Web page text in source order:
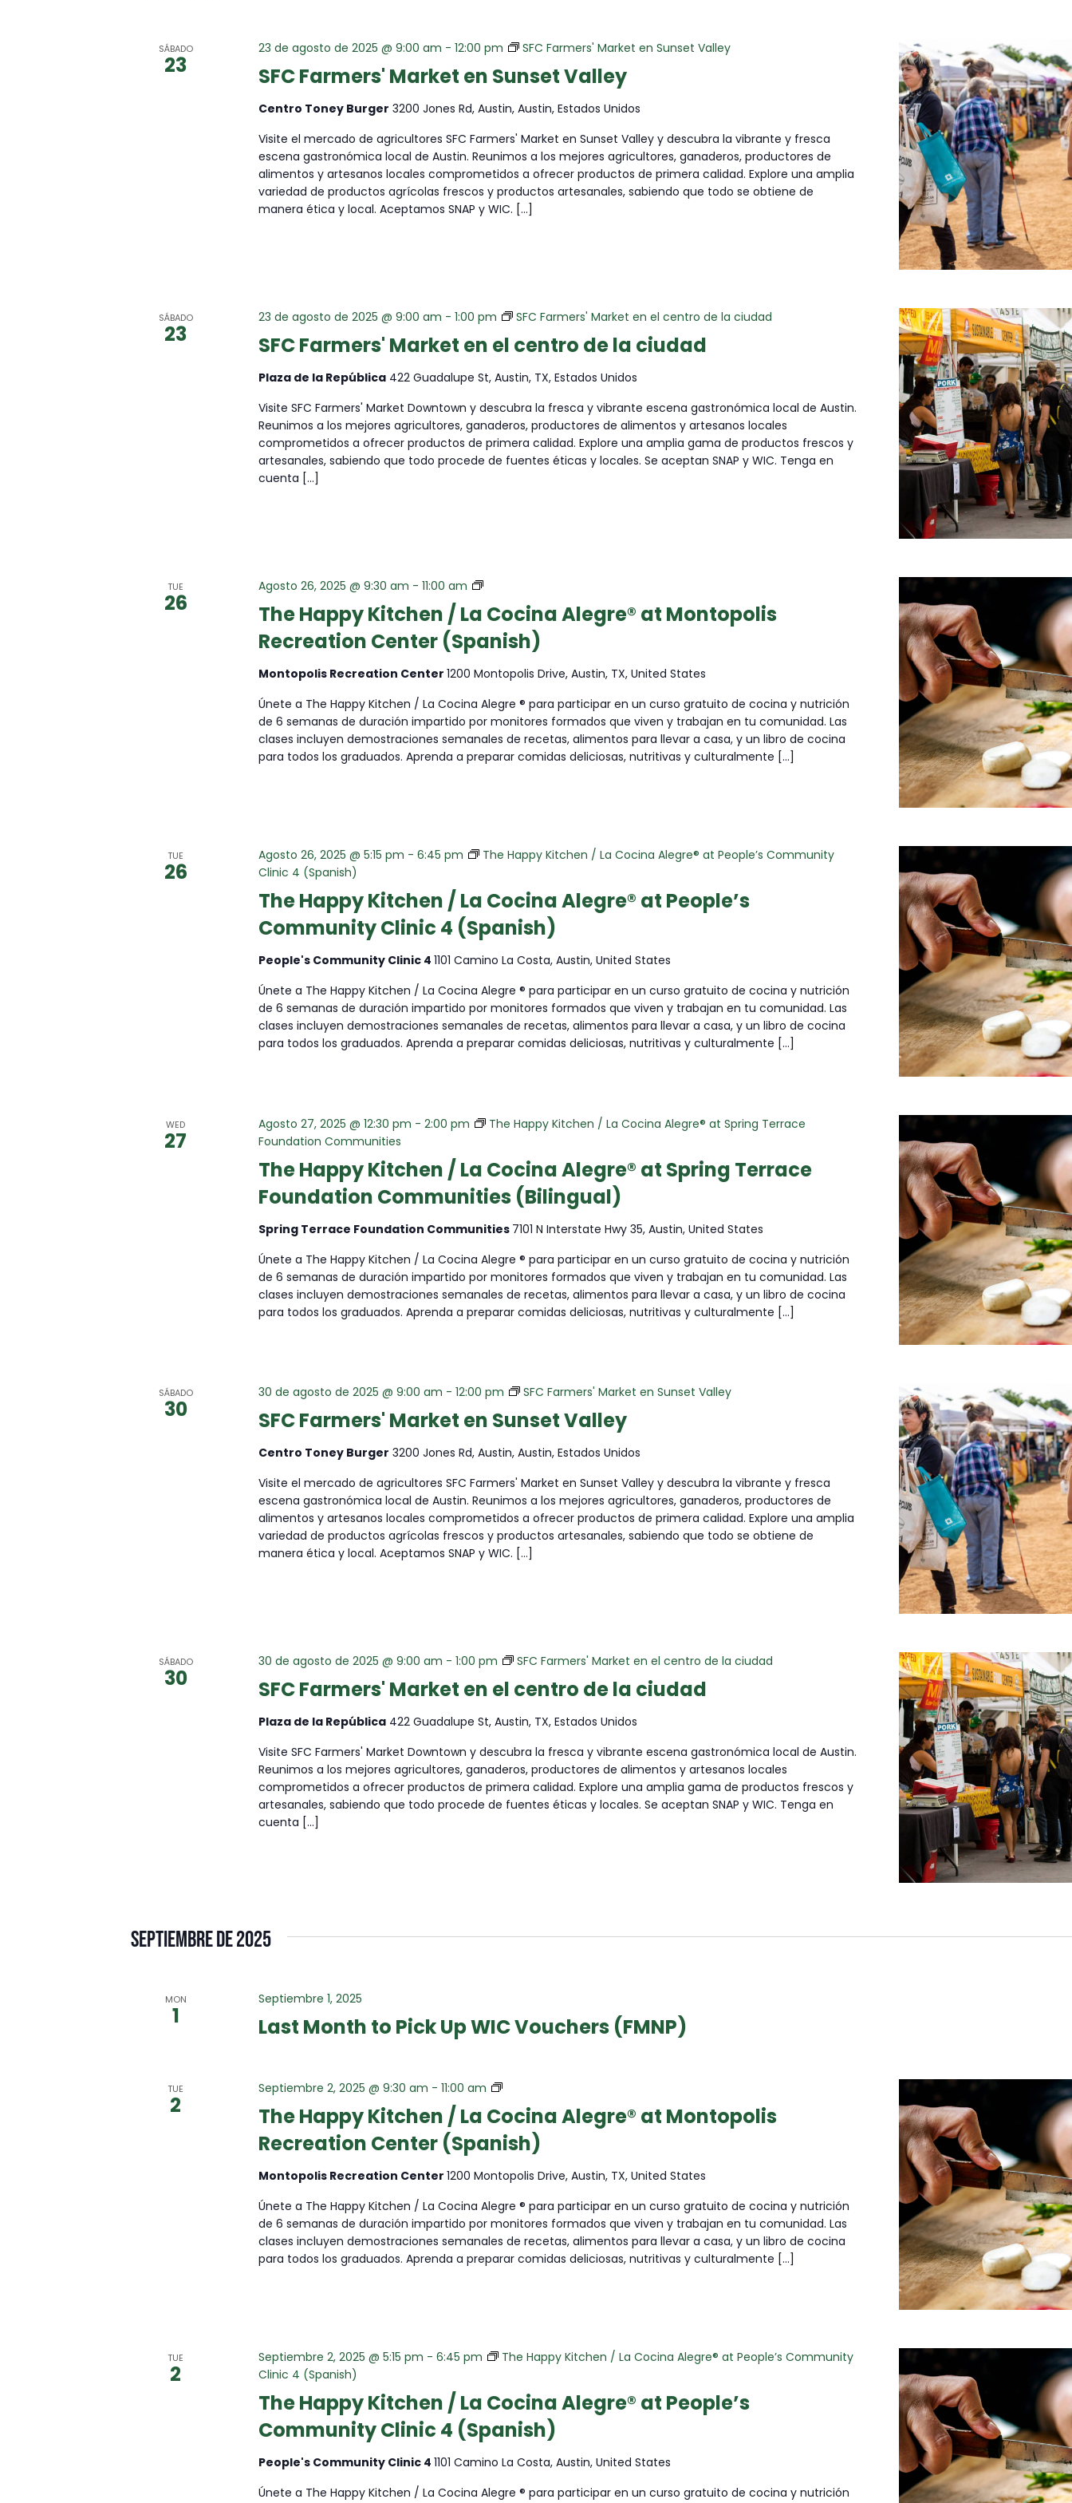
SÁBADO
23 SFC Farmers' Market en Sunset Valley
23 de agosto de 2025 @ 9:00 am -12:00 pm SFC Farmers' Market en Sunset Valley
Centro Toney Burger 3200 Jones Rd, Austin, Austin, Estados Unidos
Visite el mercado de agricultores SFC Farmers' Market en Sunset Valley y descubra la vibrante y fresca
escena gastronómica local de Austin. Reunimos a los mejores agricultores, ganaderos, productores de
alimentos y artesanos locales comprometidos a ofrecer productos de primera calidad. Explore una amplia
variedad de productos agrícolas frescos y productos artesanales, sabiendo que todo se obtiene de
manera ética y local. Aceptamos SNAP y WIC. […]
SÁBADO
23 SFC Farmers' Market en el centro de la ciudad
23 de agosto de 2025 @ 9:00 am -1:00 pm SFC Farmers' Market en el centro de la ciudad
Plaza de la República 422 Guadalupe St, Austin, TX, Estados Unidos
Visite SFC Farmers' Market Downtown y descubra la fresca y vibrante escena gastronómica local de Austin.
Reunimos a los mejores agricultores, ganaderos, productores de alimentos y artesanos locales
comprometidos a ofrecer productos de primera calidad. Explore una amplia gama de productos frescos y
artesanales, sabiendo que todo procede de fuentes éticas y locales. Se aceptan SNAP y WIC. Tenga en
cuenta [...]
TUE
26
The Happy Kitchen / La Cocina Alegre® at Montopolis
Recreation Center (Spanish)
Agosto 26, 2025 @ 9:30 am -11:00 am
The
Kitchen
/
Cocina
at
Montopolis
Recreation
Center
Montopolis Recreation Center1200 Montopolis Drive, Austin, TX, United States
Únete a The Happy Kitchen / La Cocina Alegre ® para participar en un curso gratuito de cocina y nutrición
de 6 semanas de duración impartido por monitores formados que viven y trabajan en tu comunidad. Las
clases incluyen demostraciones semanales de recetas, alimentos para llevar a casa, y un libro de cocina
para todos los graduados. Aprenda a preparar comidas deliciosas, nutritivas y culturalmente [...]
TUE
26
The Happy Kitchen / La Cocina Alegre® at People’s
Community Clinic 4 (Spanish)
Agosto 26, 2025 @ 5:15 pm -6:45 pm
The Happy Kitchen / La Cocina Alegre® at People’s Community
Clinic 4 (Spanish)
People's Community Clinic 41101 Camino La Costa, Austin, United States
Únete a The Happy Kitchen / La Cocina Alegre ® para participar en un curso gratuito de cocina y nutrición
de 6 semanas de duración impartido por monitores formados que viven y trabajan en tu comunidad. Las
clases incluyen demostraciones semanales de recetas, alimentos para llevar a casa, y un libro de cocina
para todos los graduados. Aprenda a preparar comidas deliciosas, nutritivas y culturalmente [...]
WED
27
The Happy Kitchen / La Cocina Alegre® at Spring Terrace
Foundation Communities (Bilingual)
Agosto 27, 2025 @ 12:30 pm -2:00 pm
The Happy Kitchen / La Cocina Alegre® at Spring Terrace
Foundation Communities
Spring Terrace Foundation Communities 7101 N Interstate Hwy 35, Austin, United States
Únete a The Happy Kitchen / La Cocina Alegre ® para participar en un curso gratuito de cocina y nutrición
de 6 semanas de duración impartido por monitores formados que viven y trabajan en tu comunidad. Las
clases incluyen demostraciones semanales de recetas, alimentos para llevar a casa, y un libro de cocina
para todos los graduados. Aprenda a preparar comidas deliciosas, nutritivas y culturalmente [...]
SÁBADO
30 SFC Farmers' Market en Sunset Valley
30 de agosto de 2025 @ 9:00 am -12:00 pm SFC Farmers' Market en Sunset Valley
Centro Toney Burger 3200 Jones Rd, Austin, Austin, Estados Unidos
Visite el mercado de agricultores SFC Farmers' Market en Sunset Valley y descubra la vibrante y fresca
escena gastronómica local de Austin. Reunimos a los mejores agricultores, ganaderos, productores de
alimentos y artesanos locales comprometidos a ofrecer productos de primera calidad. Explore una amplia
variedad de productos agrícolas frescos y productos artesanales, sabiendo que todo se obtiene de
manera ética y local. Aceptamos SNAP y WIC. […]
SÁBADO
30 SFC Farmers' Market en el centro de la ciudad
30 de agosto de 2025 @ 9:00 am -1:00 pm SFC Farmers' Market en el centro de la ciudad
Plaza de la República 422 Guadalupe St, Austin, TX, Estados Unidos
Visite SFC Farmers' Market Downtown y descubra la fresca y vibrante escena gastronómica local de Austin.
Reunimos a los mejores agricultores, ganaderos, productores de alimentos y artesanos locales
comprometidos a ofrecer productos de primera calidad. Explore una amplia gama de productos frescos y
artesanales, sabiendo que todo procede de fuentes éticas y locales. Se aceptan SNAP y WIC. Tenga en
cuenta [...]
Septiembre de 2025
MON
1 Last Month to Pick Up WIC Vouchers (FMNP)
Septiembre 1, 2025
TUE
2
The Happy Kitchen / La Cocina Alegre® at Montopolis
Recreation Center (Spanish)
Septiembre 2, 2025 @ 9:30 am -11:00 am
The
Happy
Kitchen
/
Cocina
at
Montopolis
Recreation
Center
Montopolis Recreation Center1200 Montopolis Drive, Austin, TX, United States
Únete a The Happy Kitchen / La Cocina Alegre ® para participar en un curso gratuito de cocina y nutrición
de 6 semanas de duración impartido por monitores formados que viven y trabajan en tu comunidad. Las
clases incluyen demostraciones semanales de recetas, alimentos para llevar a casa, y un libro de cocina
para todos los graduados. Aprenda a preparar comidas deliciosas, nutritivas y culturalmente [...]
TUE
2
The Happy Kitchen / La Cocina Alegre® at People’s
Community Clinic 4 (Spanish)
Septiembre 2, 2025 @ 5:15 pm -6:45 pm
The Happy Kitchen / La Cocina Alegre® at People’s Community
Clinic 4 (Spanish)
People's Community Clinic 41101 Camino La Costa, Austin, United States
Únete a The Happy Kitchen / La Cocina Alegre ® para participar en un curso gratuito de cocina y nutrición